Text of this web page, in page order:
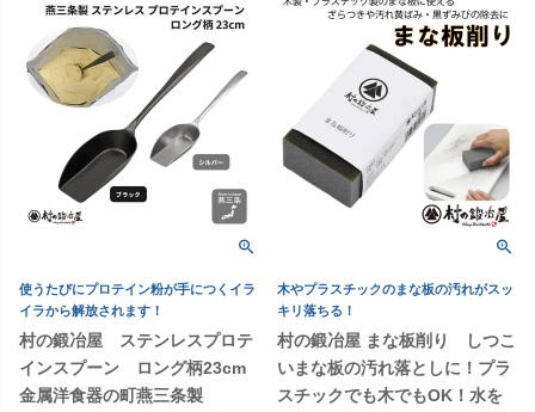
使うたびにプロテイン粉が手につくイラ
イラから解放されます！
村の鍛冶屋 ステンレスプロテ
インスプーン ロング柄23cm
金属洋食器の町燕三条製
木やプラスチックのまな板の汚れがスッ
キリ落ちる！
村の鍛冶屋 まな板削り しつこ
いまな板の汚れ落としに！プラ
スチックでも木でもOK！水を